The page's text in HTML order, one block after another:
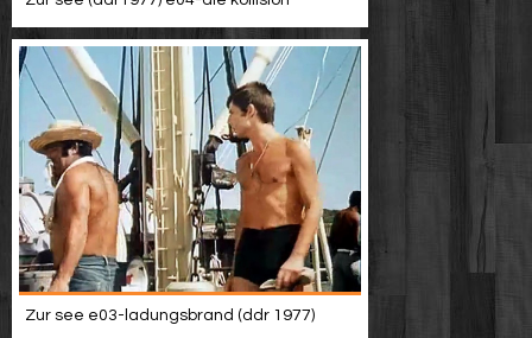
Zur see e03-ladungsbrand (ddr 1977)